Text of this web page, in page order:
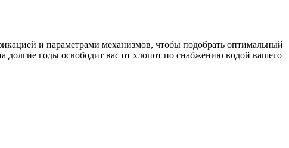
и параметрами механизмов, чтобы подобрать оптимальный
долгие годы освободит вас от хлопот по снабжению водой вашего